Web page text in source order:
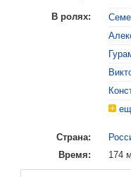
В ролях:
Страна:
Время:
174